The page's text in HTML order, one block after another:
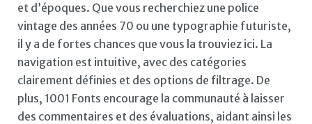
et d’époques. Que vous recherchiez une police
vintage des années 70 ou une typographie futuriste,
il y a de fortes chances que vous la trouviez ici. La
navigation est intuitive, avec des catégories
clairement définies et des options de filtrage. De
plus, 1001 Fonts encourage la communauté à laisser
des commentaires et des évaluations, aidant ainsi les